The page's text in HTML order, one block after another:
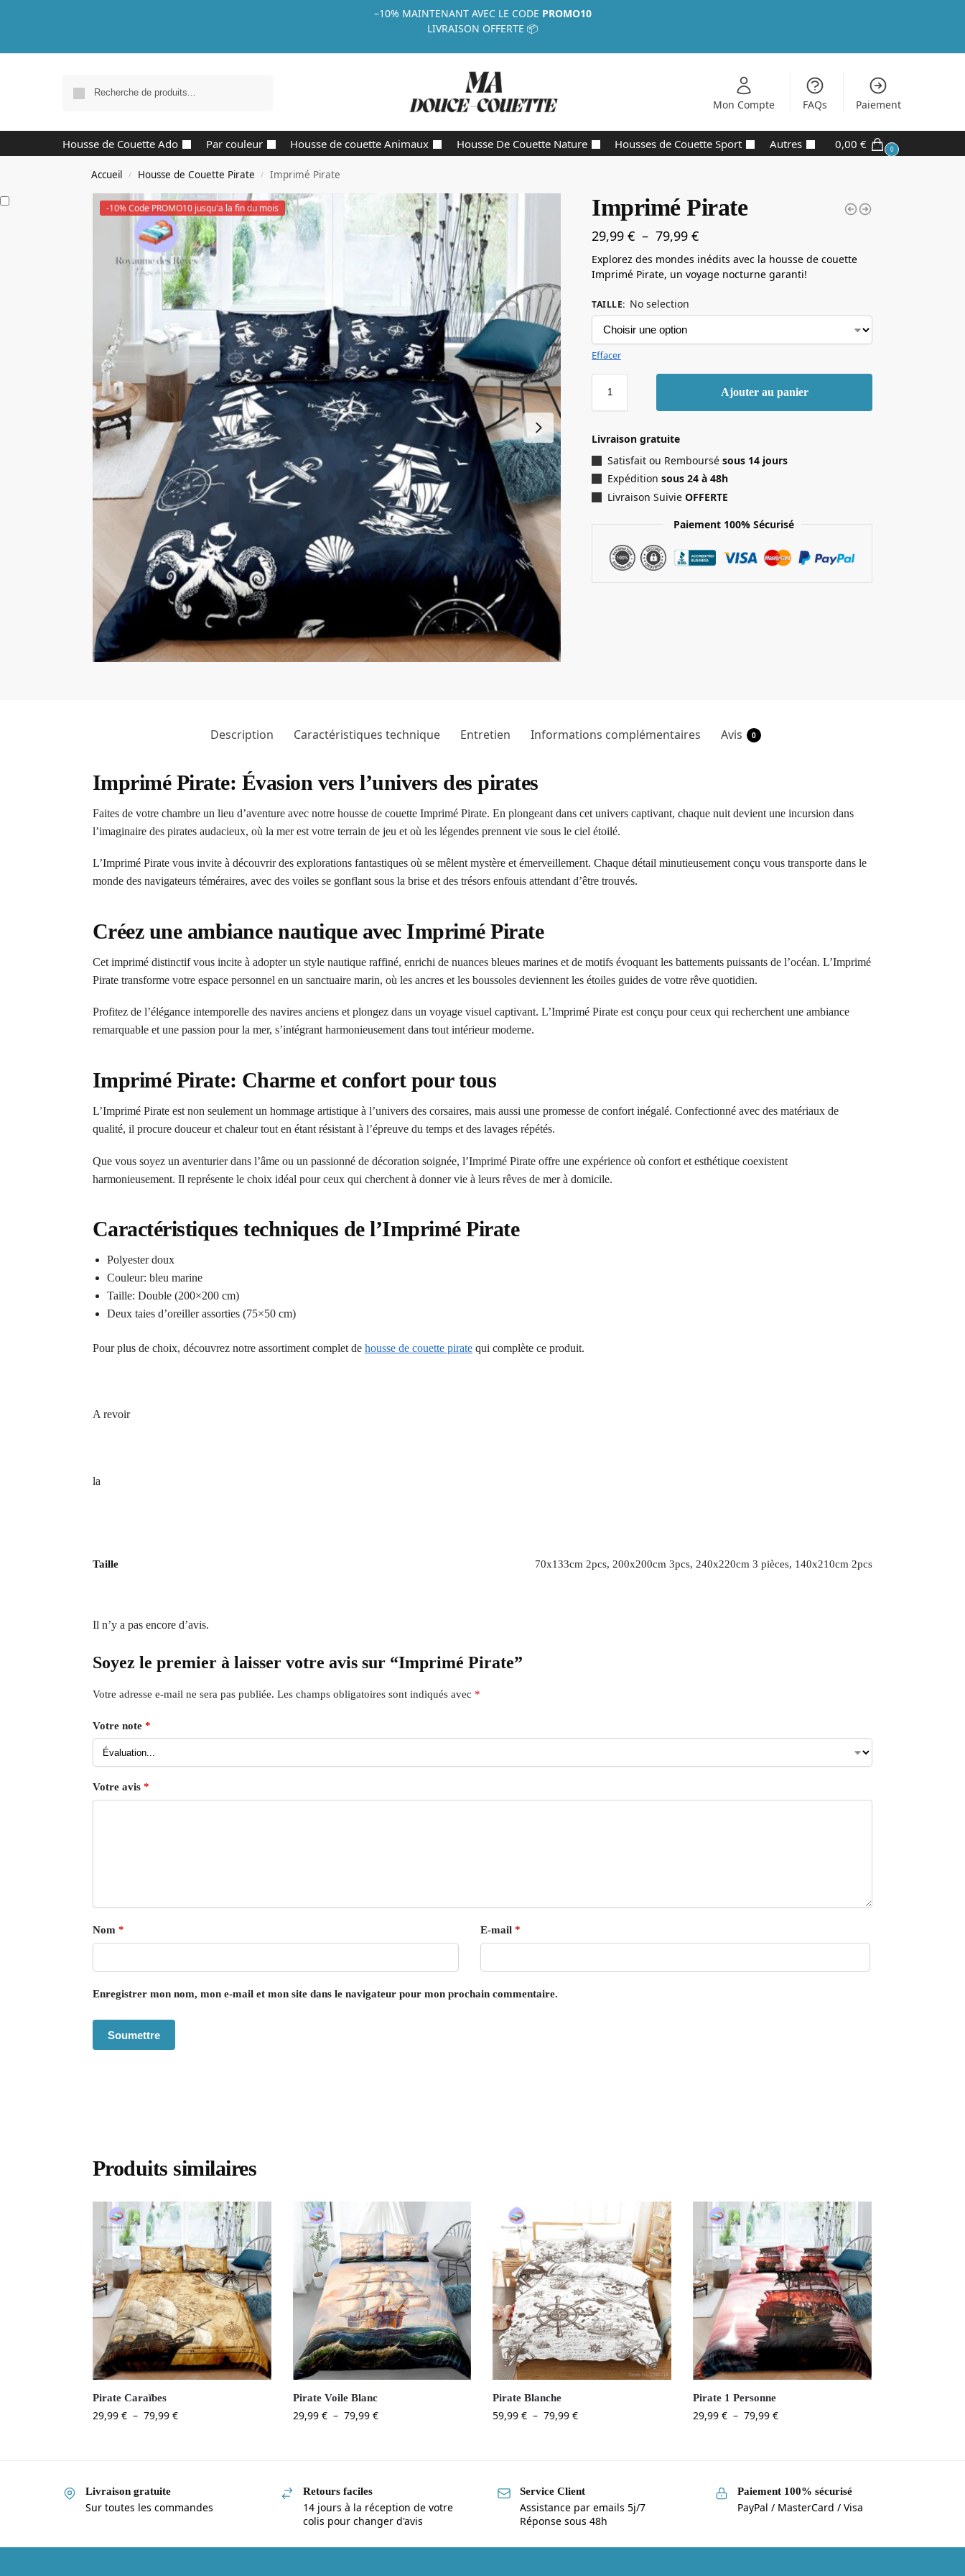
–10% MAINTENANT AVEC LE CODE PROMO10
LIVRAISON OFFERTE 📦
Mon Compte FAQs Paiement
Housse de Couette Ado Par couleur Housse de couette Animaux Housse De Couette Nature Housses de Couette Sport Autres 0,00 € 0
Accueil / Housse de Couette Pirate / Imprimé Pirate
-10% Code PROMO10 jusqu'a la fin du mois Imprimé Pirate
29,99€ – 79,99€
Explorez des mondes inédits avec la housse de couette
Imprimé Pirate, un voyage nocturne garanti!
TAILLE: No selection
Effacer
Ajouter au panier
Livraison gratuite
Satisfait ou Remboursésous 14 jours
Expédition sous 24 à 48h
Livraison SuivieOFFERTE
Paiement 100% Sécurisé
Description Caractéristiques technique Entretien Informations complémentaires Avis 0
Imprimé Pirate: Évasion vers l’univers des pirates
Faites de votre chambre un lieu d’aventure avec notre housse de couette Imprimé Pirate. En plongeant dans cet univers captivant, chaque nuit devient une incursion dans
l’imaginaire des pirates audacieux, où la mer est votre terrain de jeu et où les légendes prennent vie sous le ciel étoilé.
L’Imprimé Pirate vous invite à découvrir des explorations fantastiques où se mêlent mystère et émerveillement. Chaque détail minutieusement conçu vous transporte dans le
monde des navigateurs téméraires, avec des voiles se gonflant sous la brise et des trésors enfouis attendant d’être trouvés.
Créez une ambiance nautique avec Imprimé Pirate
Cet imprimé distinctif vous incite à adopter un style nautique raffiné, enrichi de nuances bleues marines et de motifs évoquant les battements puissants de l’océan. L’Imprimé
Pirate transforme votre espace personnel en un sanctuaire marin, où les ancres et les boussoles deviennent les étoiles guides de votre rêve quotidien.
Profitez de l’élégance intemporelle des navires anciens et plongez dans un voyage visuel captivant. L’Imprimé Pirate est conçu pour ceux qui recherchent une ambiance
remarquable et une passion pour la mer, s’intégrant harmonieusement dans tout intérieur moderne.
Imprimé Pirate: Charme et confort pour tous
L’Imprimé Pirate est non seulement un hommage artistique à l’univers des corsaires, mais aussi une promesse de confort inégalé. Confectionné avec des matériaux de
qualité, il procure douceur et chaleur tout en étant résistant à l’épreuve du temps et des lavages répétés.
Que vous soyez un aventurier dans l’âme ou un passionné de décoration soignée, l’Imprimé Pirate offre une expérience où confort et esthétique coexistent
harmonieusement. Il représente le choix idéal pour ceux qui cherchent à donner vie à leurs rêves de mer à domicile.
Caractéristiques techniques de l’Imprimé Pirate
Polyester doux
Couleur: bleu marine
Taille: Double (200×200 cm)
Deux taies d’oreiller assorties (75×50 cm)
Pour plus de choix, découvrez notre assortiment complet de housse de couette piratequi complète ce produit.
A revoir
la
Taille 70x133cm 2pcs, 200x200cm 3pcs, 240x220cm 3 pièces, 140x210cm 2pcs
Il n’y a pas encore d’avis.
Soyez le premier à laisser votre avis sur “Imprimé Pirate”
Votre adresse e-mail ne sera pas publiée. Les champs obligatoires sont indiqués avec *
Votre note *
Votre avis *
Nom * E-mail *
Enregistrer mon nom, mon e-mail et mon site dans le navigateur pour mon prochain commentaire.
Produits similaires
Pirate Caraïbes
29,99 € – 79,99 €
Pirate Voile Blanc
29,99 € – 79,99 €
Pirate Blanche
59,99€ – 79,99€
Pirate 1 Personne
29,99€ – 79,99€
Livraison gratuite
Sur toutes les commandes
Retours faciles
14 jours à la réception de votre
colis pour changer d'avis
Service Client
Assistance par emails 5j/7
Réponse sous 48h
Paiement 100% sécurisé
PayPal / MasterCard / Visa